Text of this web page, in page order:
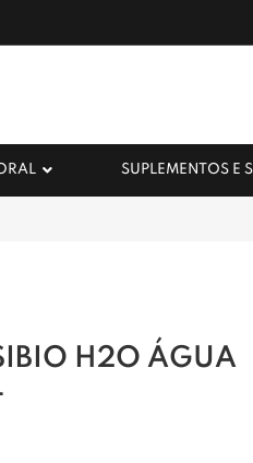
SUPLEMENTOS E
H2O ÁGUA